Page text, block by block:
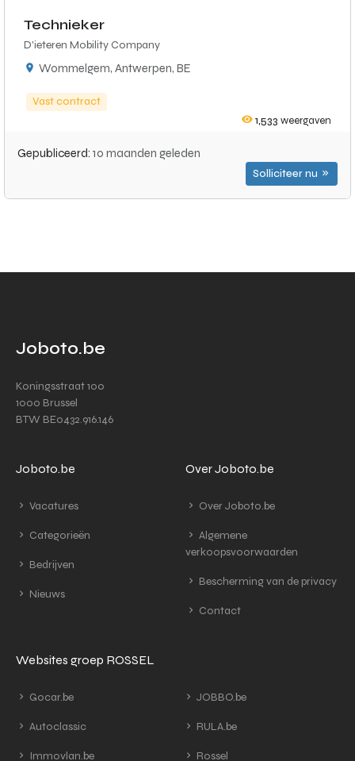
Technieker
D'ieteren Mobility Company
Wommelgem, Antwerpen, BE
Vast contract
1,533 weergaven
Gepubliceerd: 10 maanden geleden
Solliciteer nu
Joboto.be
Koningsstraat 100
1000 Brussel
BTW BE0432.916.146
Joboto.be
Vacatures
Categorieën
Bedrijven
Nieuws
Over Joboto.be
Over Joboto.be
Algemene
verkoopsvoorwaarden
Bescherming van de privacy
Contact
Websites groep ROSSEL
Gocar.be
Autoclassic
Immovlan.be
JOBBO.be
RULA.be
Rossel